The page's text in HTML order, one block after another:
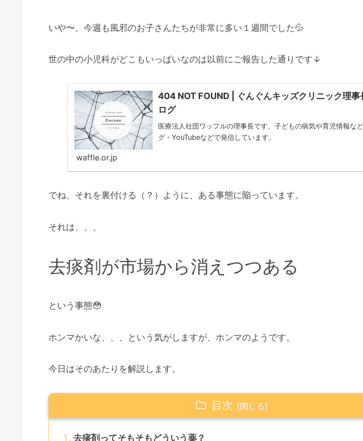
いや〜、今週も風邪のお子さんたちが非常に多い１週間でした💦
世の中の小児科がどこもいっぱいなのは以前にご報告した通りです↓
404 NOT FOUND | ぐんぐんキッズクリニック理事
ログ
医療法人社団ワッフルの理事長です。子どもの病気や育児情報な
グ・YouTubeなどで発信しています。
waffle.or.jp
でね、それを裏付ける（？）ように、ある事態に陥っています。
それは、、、
去痰剤が市場から消えつつある
という事態😳
ホンマかいな、、、という気がしますが、ホンマのようです。
今日はそのあたりを解説します。
目次
去痰剤ってそもそもどういう薬？